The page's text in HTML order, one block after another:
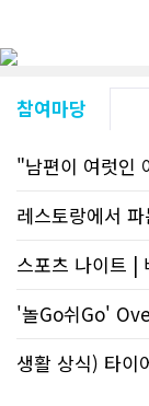
참여마당
"남편이 여럿인
레스토랑에서
스포츠 나이트 |
'놀Go쉬Go'
생활 상식) 타이